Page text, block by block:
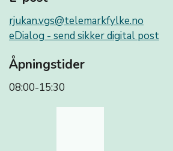
rjukan.vgs@telemarkfylke.no
eDialog - send sikker digital post
Åpningstider
08:00-15:30